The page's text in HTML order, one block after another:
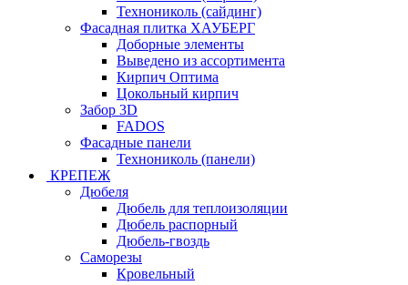
Технониколь (сайдинг)
Фасадная плитка ХАУБЕРГ
Доборные элементы
Выведено из ассортимента
Кирпич Оптима
Цокольный кирпич
Забор 3D
FADOS
Фасадные панели
Технониколь (панели)
КРЕПЕЖ
Дюбеля
Дюбель для теплоизоляции
Дюбель распорный
Дюбель-гвоздь
Саморезы
Кровельный